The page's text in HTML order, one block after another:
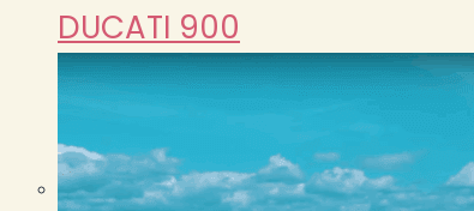
DUCATI 900
SS CAFÉ
RACER 🏍️🔧